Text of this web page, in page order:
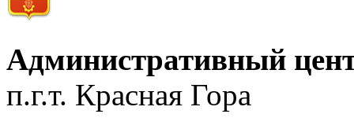
Административный
п.г.т. Красная Гора